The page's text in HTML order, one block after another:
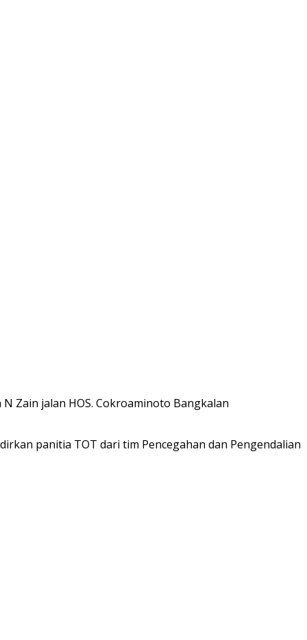
N Zain jalan HOS. Cokroaminoto Bangkalan
panitia TOT dari tim Pencegahan dan Pengendalian